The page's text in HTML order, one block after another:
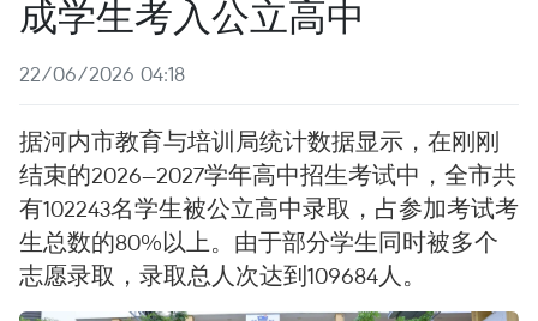
成学生考入公立高中
22/06/2026 04:18
据河内市教育与培训局统计数据显示，在刚刚
结束的2026—2027学年高中招生考试中，全市共
有102243名学生被公立高中录取，占参加考试考
生总数的80%以上。由于部分学生同时被多个
志愿录取，录取总人次达到109684人。